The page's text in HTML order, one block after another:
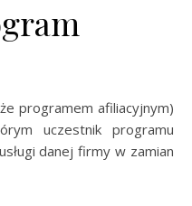
programem afiliacyjnym)
uczestnik programu
danej firmy w zamian